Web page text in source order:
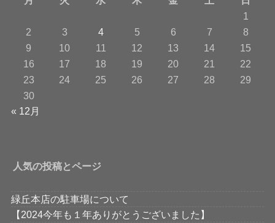
1
2
3 4 5 6 7
8
9
10 11 12 13 14
15
16
17 18 19 20 21
22
23
24 25 26 27 28
29
30
« 12月
人気の投稿とページ
緑丘本店の駐車場について
【2024今年も１年ありがとうございました】